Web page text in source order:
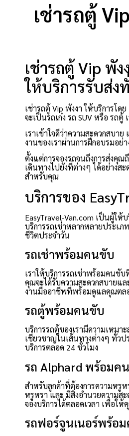
เช่ารถตู้
เช่ารถตู้ Vip พั
ให้บริการรับส่ง
เช่ารถตู้ Vip พังงา ให้บริการโ
จะเป็นรถเก๋ง รถ SUV หรือ ร
เราเข้าใจดีว่าความสะดวกสบ
งานของเราผ่านการฝึกอบรมอ
ตั้งแต่การจองรถจนถึงการส่งคุ
เดินทางไปยังที่ต่างๆ ได้อย่างส
สำหรับคุณ
บริการของ
EasyTravel-Van.com เป็นผู้ใ
บริการรถเช่าหลากหลายประเภ
ชีวิตประจำวัน
รถเช่าพร้อมคนขับ
เราให้บริการรถเช่าพร้อมคนขับ
คุณจะได้รับความสะดวกสบายแ
งานมืออาชีพที่พร้อมดูแลคุณตล
รถตู้พร้อมคนขับ
บริการรถตู้ของเรามีความเหม
เชี่ยวชาญในเส้นทางต่างๆ ทั่วป
บริการตลอด 24 ชั่วโมง
รถ Alphard พร้อมค
สำหรับลูกค้าที่ต้องการความหรู
หรูหรา และ มีสิ่งอำนวยความส
จองบริการได้ตลอดเวลา เพื่อใ
รถฟอร์จูนเนอร์พร้อ